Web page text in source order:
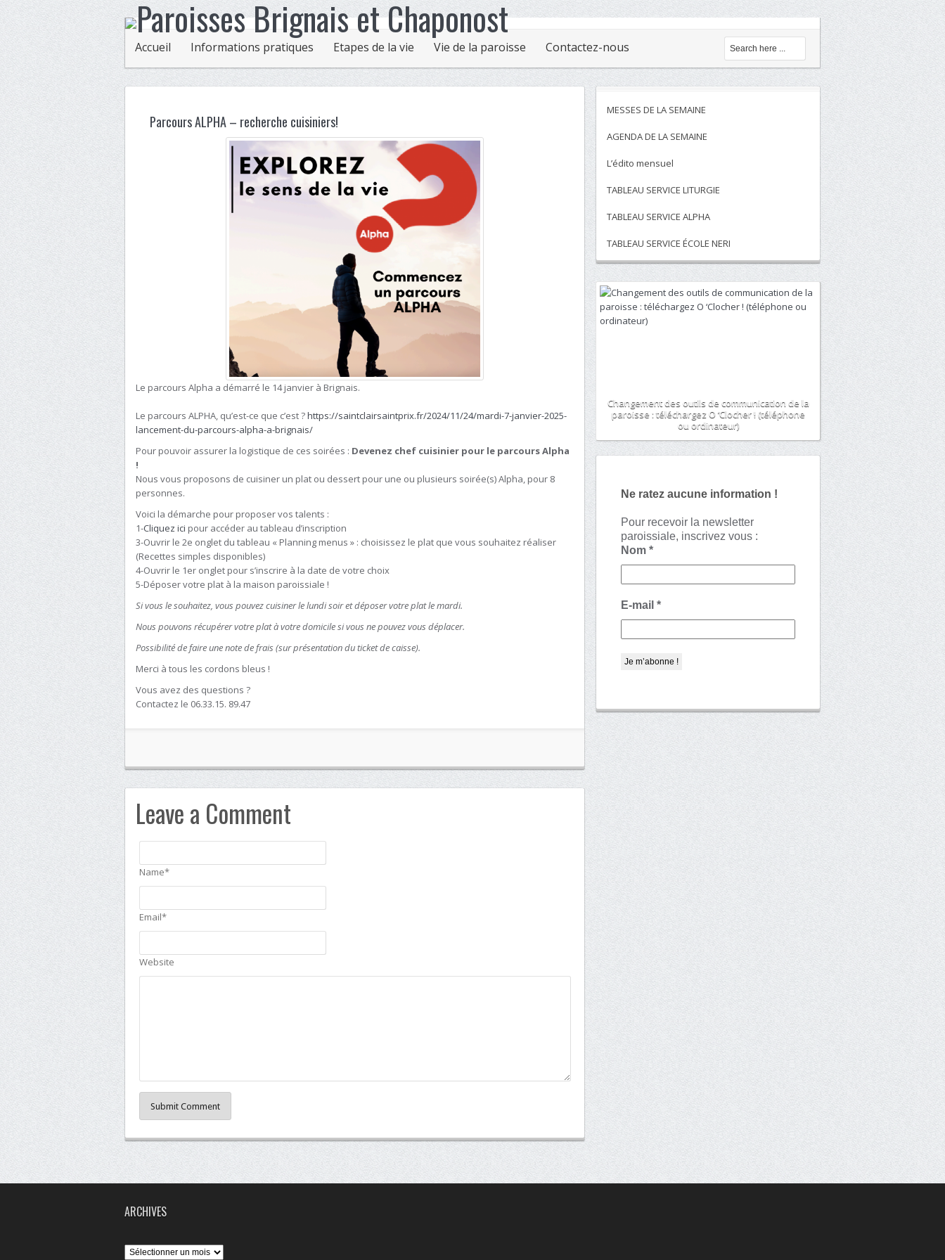
Accueil Informations pratiques Etapes de la vie Vie de la paroisse Contactez-nous
Parcours ALPHA – recherche cuisiniers!
Le parcours Alpha a démarré le 14 janvier à Brignais.
Le parcours ALPHA, qu’est-ce que c’est ?https://saintclairsaintprix.fr/2024/11/24/mardi-7-janvier-2025-
lancement-du-parcours-alpha-a-brignais/
Pour pouvoir assurer la logistique de ces soirées : Devenez chef cuisinier pour le parcours Alpha
!
Nous vous proposons de cuisiner un plat ou dessert pour une ou plusieurs soirée(s) Alpha, pour 8
personnes.
Voici la démarche pour proposer vos talents :
1-Cliquez ici pour accéder au tableau d’inscription
3-Ouvrir le 2e onglet du tableau « Planning menus » : choisissez le plat que vous souhaitez réaliser
(Recettes simples disponibles)
4-Ouvrir le 1er onglet pour s’inscrire à la date de votre choix
5-Déposer votre plat à la maison paroissiale !
Si vous le souhaitez, vous pouvez cuisiner le lundi soir et déposer votre plat le mardi.
Nous pouvons récupérer votre plat à votre domicile si vous ne pouvez vous déplacer.
Possibilité de faire une note de frais (sur présentation du ticket de caisse).
Merci à tous les cordons bleus !
Vous avez des questions ?
Contactez le 06.33.15. 89.47
Leave a Comment
Name*
Email*
Website
Submit Comment
MESSES DE LA SEMAINE
AGENDA DE LA SEMAINE
L’édito mensuel
TABLEAU SERVICE LITURGIE
TABLEAU SERVICE ALPHA
TABLEAU SERVICE ÉCOLE NERI
Changement des outils de communication de la
paroisse : téléchargez O ‘Clocher ! (téléphone
ou ordinateur)
Ne ratez aucune information !
Pour recevoir la newsletter
paroissiale, inscrivez vous :
Nom *
E-mail *
ARCHIVES
Archives